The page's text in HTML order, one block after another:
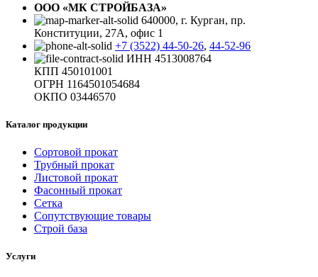
ООО «МК СТРОЙБАЗА»
640000, г. Курган, пр.
Конституции, 27А, офис 1
+7 (3522) 44-50-26, 44-52-96
ИНН 4513008764
КПП 450101001
ОГРН 1164501054684
ОКПО 03446570
Каталог продукции
Сортовой прокат
Трубный прокат
Листовой прокат
Фасонный прокат
Сетка
Сопутствующие товары
Строй база
Услуги